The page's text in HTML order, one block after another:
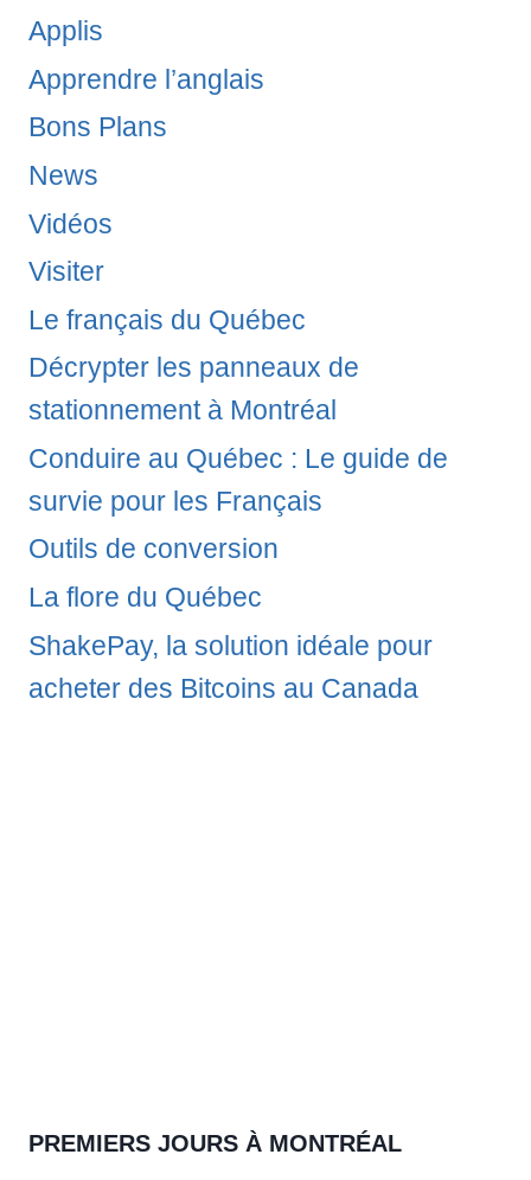
Applis
Apprendre l’anglais
Bons Plans
News
Vidéos
Visiter
Le français du Québec
Décrypter les panneaux de
stationnement à Montréal
Conduire au Québec : Le guide de
survie pour les Français
Outils de conversion
La flore du Québec
ShakePay, la solution idéale pour
acheter des Bitcoins au Canada
PREMIERS JOURS À MONTRÉAL